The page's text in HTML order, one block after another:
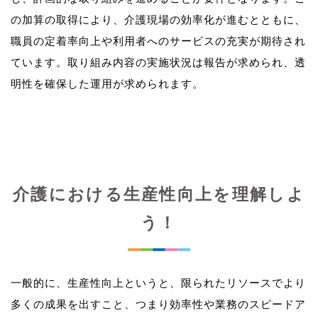
の加算の取得により、介護現場の効率化が進むとともに、
職員の定着率向上や利用者へのサービスの充実が期待され
ています。取り組み内容の実施状況は報告が求められ、透
介護における生産性向上を理解しよ
う！
一般的に、生産性向上というと、限られたリソースでより
多くの成果を出すこと、つまり効率性や業務のスピードア